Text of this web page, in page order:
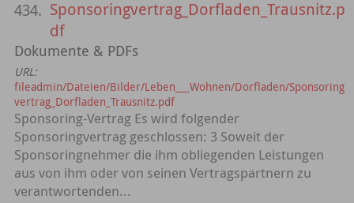
434. Sponsoringvertrag_Dorfladen_Trausnitz.p
df
Dokumente & PDFs
URL:
fileadmin/Dateien/Bilder/Leben___Wohnen/Dorfladen/Sponsoring
vertrag_Dorfladen_Trausnitz.pdf
Sponsoring-Vertrag Es wird folgender
Sponsoringvertrag geschlossen: 3 Soweit der
Sponsoringnehmer die ihm obliegenden Leistungen
aus von ihm oder von seinen Vertragspartnern zu
verantwortenden...